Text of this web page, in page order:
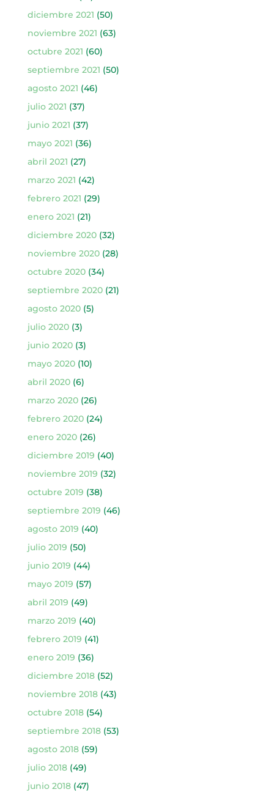
diciembre 2021 (50)
noviembre 2021 (63)
octubre 2021 (60)
septiembre 2021 (50)
agosto 2021 (46)
julio 2021 (37)
junio 2021 (37)
mayo 2021 (36)
abril 2021 (27)
marzo 2021 (42)
febrero 2021 (29)
enero 2021 (21)
diciembre 2020(32)
noviembre 2020(28)
octubre 2020(34)
septiembre 2020(21)
agosto 2020(5)
julio 2020(3)
junio 2020(3)
mayo 2020(10)
abril 2020(6)
marzo 2020(26)
febrero 2020(24)
enero 2020(26)
diciembre 2019 (40)
noviembre 2019 (32)
octubre 2019 (38)
septiembre 2019 (46)
agosto 2019 (40)
julio 2019 (50)
junio 2019 (44)
mayo 2019 (57)
abril 2019 (49)
marzo 2019 (40)
febrero 2019 (41)
enero 2019 (36)
diciembre 2018(52)
noviembre 2018(43)
octubre 2018(54)
septiembre 2018(53)
agosto 2018(59)
julio 2018(49)
junio 2018(47)